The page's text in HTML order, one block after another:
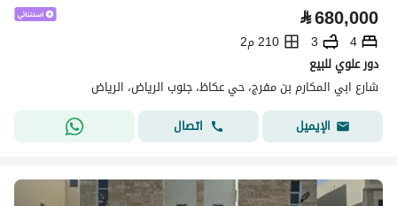
⃁680,000
4
3
210 م2
دور علوي للبيع
شارع ابي المكارم بن مفرج، حي عكاظ، جنوب الرياض، الرياض
الإيميل
اتصال